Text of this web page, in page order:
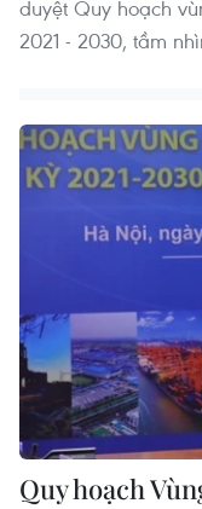
duyệt Quy hoạch
2021 - 2030, tầm
Quy hoạch